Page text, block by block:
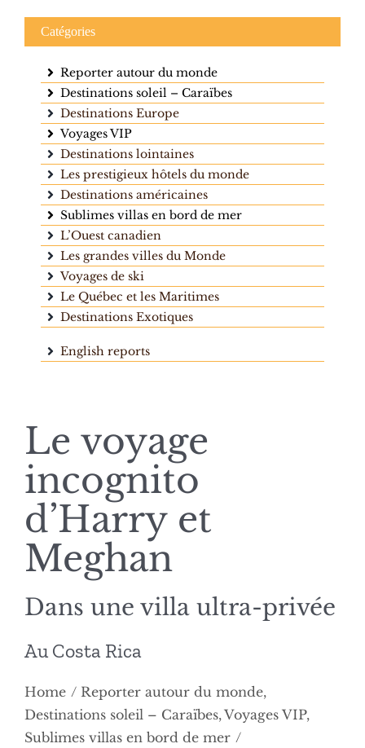
Catégories
Reporter autour du monde
Destinations soleil – Caraïbes
Destinations Europe
Voyages VIP
Destinations lointaines
Les prestigieux hôtels du monde
Destinations américaines
Sublimes villas en bord de mer
L’Ouest canadien
Les grandes villes du Monde
Voyages de ski
Le Québec et les Maritimes
Destinations Exotiques
English reports
Le voyage
incognito
d’Harry et
Meghan
Dans une villa ultra-privée
Au Costa Rica
Home
Reporter autour du monde
Destinations soleil – Caraïbes Voyages VIP
Sublimes villas en bord de mer